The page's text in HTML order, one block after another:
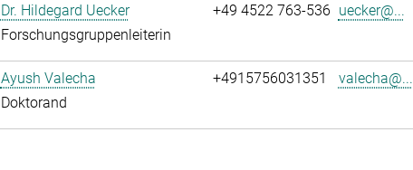
Dr. Hildegard Uecker
Forschungsgruppenleiterin
+49 4522 763-536 uecker@...
Ayush Valecha
Doktorand
+4915756031351 valecha@...